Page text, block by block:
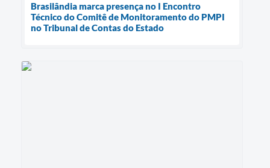
Brasilândia marca presença no I Encontro
Técnico do Comitê de Monitoramento do PMPI
no Tribunal de Contas do Estado